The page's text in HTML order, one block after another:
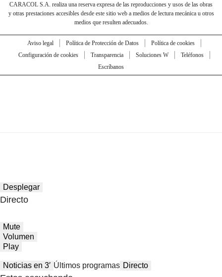
CARACOL S.A. realiza una reserva expresa de las reproducciones y usos de las obras
y otras prestaciones accesibles desde este sitio web a medios de lectura mecánica u otros
medios que resulten adecuados.
Aviso legal Política de Protección de Datos
Política de cookies
Configuración de cookies
Transparencia Soluciones W
Teléfonos
Escríbanos
Desplegar
Directo
Mute
Volumen
Play
Noticias en 3′ Últimos programas Directo